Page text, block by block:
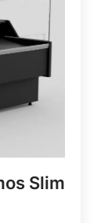
Slim